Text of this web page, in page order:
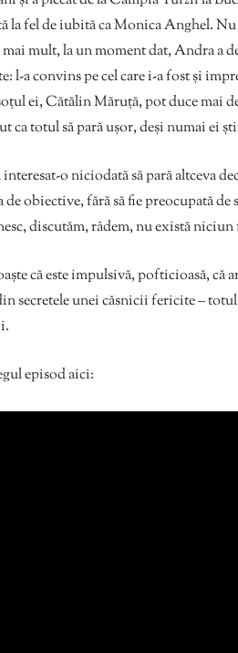
la fel de iubită ca Monica Anghel.
mult, la un moment dat, Andra a
l-a convins pe cel care i-a fost și
ei, Cătălin Măruță, pot duce mai
ca totul să pară ușor, deși numai ei
o niciodată să pară altceva
de obiective, fără să fie preocupată
discutăm, râdem, nu există
că este impulsivă, pofticioasă, că
secretele unei căsnicii fericite –
episod aici: